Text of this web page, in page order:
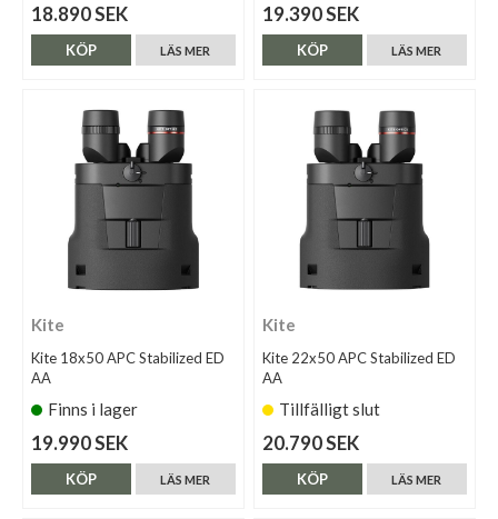
18.890 SEK
LÄS MER
KÖP
19.390 SEK
LÄS MER
KÖP
Kite
Kite 18x50 APC Stabilized ED
AA
Finns i lager
19.990 SEK
LÄS MER
KÖP
Kite
Kite 22x50 APC Stabilized ED
AA
Tillfälligt slut
20.790 SEK
LÄS MER
KÖP